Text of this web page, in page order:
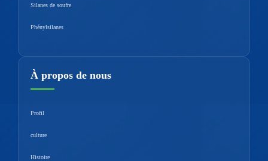
Silanes de soufre
Phénylsilanes
À propos de nous
Profil
culture
Histoire